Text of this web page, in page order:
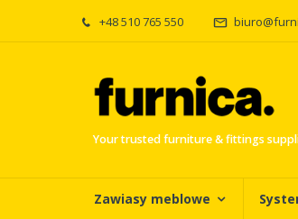
+48 510 765 550
Your trusted furniture & fittings
Zawiasy meblowe